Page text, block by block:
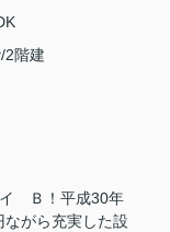
2階建
イ Ｂ！平成30年
がら充実した設